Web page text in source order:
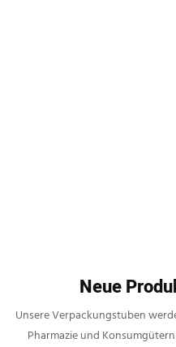
Neue
Unsere Verpackungstuben
Pharmazie und